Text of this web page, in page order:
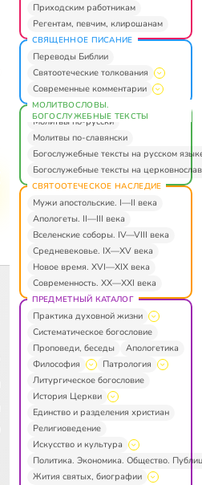
Приходским работникам
Регентам, певчим, клирошанам
СВЯЩЕННОЕ ПИСАНИЕ
Переводы Библии
Святоотеческие толкования
Современные комментарии
МОЛИТВОСЛОВЫ.
БОГОСЛУЖЕБНЫЕ ТЕКСТЫ
Молитвы по-русски
Молитвы по-славянски
Богослужебные тексты на русском
Богослужебные тексты на
СВЯТООТЕЧЕСКОЕ НАСЛЕДИЕ
Мужи апостольские. I—II века
Апологеты. II—III века
Вселенские соборы. IV—VIII века
Средневековье. IX—XV века
Новое время. XVI—XIX века
Современность. XX—XXI века
ПРЕДМЕТНЫЙ КАТАЛОГ
Практика духовной жизни
Систематическое богословие
Проповеди, беседы
Апологетика
Философия
Патрология
Литургическое богословие
История Церкви
Единство и разделения христиан
Религиоведение
Искусство и культура
Политика. Экономика. Общество.
Жития святых, биографии